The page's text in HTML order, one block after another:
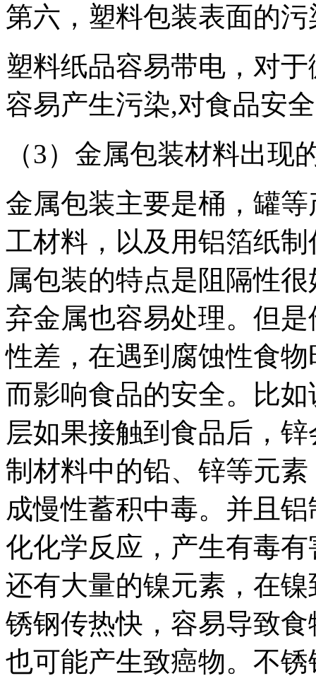
第六，塑料包装表面的污
塑料纸品容易带电，对
容易产生污染,对食品安
（3）金属包装材料出现
金属包装主要是桶，罐
工材料，以及用铝箔纸
属包装的特点是阻隔性
弃金属也容易处理。但
性差，在遇到腐蚀性食
而影响食品的安全。比
层如果接触到食品后，
制材料中的铅、锌等元
成慢性蓄积中毒。并且
化化学反应，产生有毒
还有大量的镍元素，在
锈钢传热快，容易导致
也可能产生致癌物。不